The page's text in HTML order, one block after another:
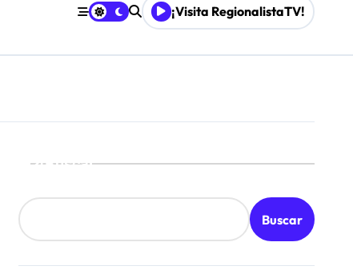
¡Visita RegionalistaTV!
Buscar
Buscar